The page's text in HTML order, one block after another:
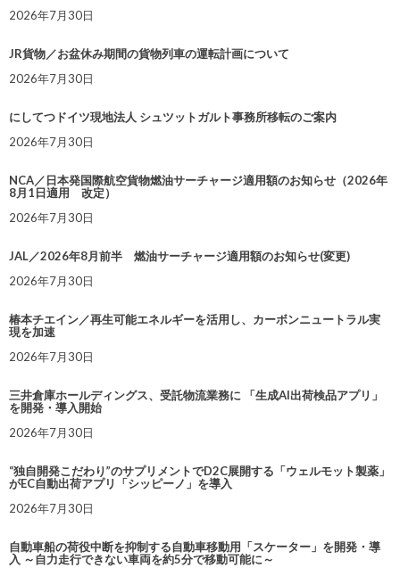
2026年7月30日
JR貨物／お盆休み期間の貨物列車の運転計画について
2026年7月30日
にしてつドイツ現地法人 シュツットガルト事務所移転のご案内
2026年7月30日
NCA／日本発国際航空貨物燃油サーチャージ適用額のお知らせ（2026年
8月1日適用 改定）
2026年7月30日
JAL／2026年8月前半 燃油サーチャージ適用額のお知らせ(変更)
2026年7月30日
椿本チエイン／再生可能エネルギーを活用し、カーボンニュートラル実
現を加速
2026年7月30日
三井倉庫ホールディングス、受託物流業務に 「生成AI出荷検品アプリ」
を開発・導入開始
2026年7月30日
“独自開発こだわり”のサプリメントでD2C展開する「ウェルモット製薬」
がEC自動出荷アプリ「シッピーノ」を導入
2026年7月30日
自動車船の荷役中断を抑制する自動車移動用「スケーター」を開発・導
入 ～自力走行できない車両を約5分で移動可能に～